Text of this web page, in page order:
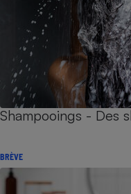
Shampooings - Des
BRÈVE